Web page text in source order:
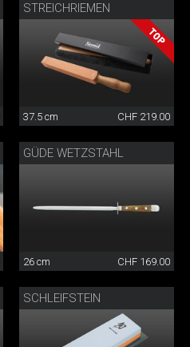
STREICHRIEMEN
37.5 cm CHF 219.00
GÜDE WETZSTAHL
26 cm CHF 169.00
SCHLEIFSTEIN